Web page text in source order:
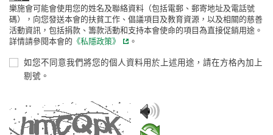
樂施會可能會使用您的姓名及聯絡資料（包括電郵、郵寄地址及電話號
碼），向您發送本會的扶貧工作、倡議項目及教育資源，以及相關的慈善
活動資訊，包括捐款、籌款活動和支持本會使命的項目為直接促銷用途。
詳情請參閱本會的 《私隱政策》 。
如您不同意我們將您的個人資料用於上述用途，請在方格內加上
剔號。